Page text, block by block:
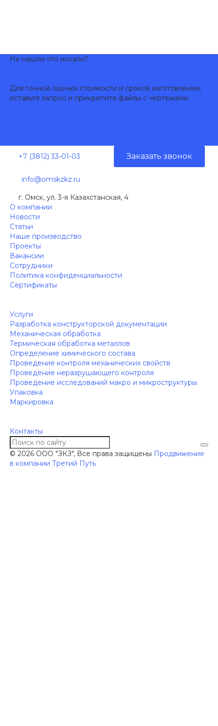
Не нашли что искали?
Для точной оценки стоимости и сроков изготовления,
оставьте запрос и прикрепите файлы с чертежами.
+7 (3812) 33-01-03 Заказать звонок
info@omskzkz.ru
г. Омск, ул. 3-я Казахстанская, 4
О компании
Новости
Статьи
Наше производство
Проекты
Вакансии
Сотрудники
Политика конфиденциальности
Сертификаты
Услуги
Разработка конструкторской документации
Механическая обработка
Термическая обработка металлов
Определение химического состава
Проведение контроля механических свойств
Проведение неразрушающего контроля
Проведение исследований макро и микроструктуры
Упаковка
Маркировка
Контакты
© 2026 ООО "ЗКЗ", Все права защищены Продвижение
в компании Третий Путь